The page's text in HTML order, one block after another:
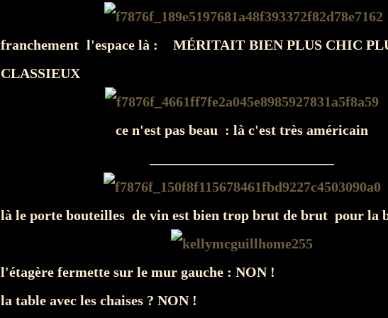
franchement l'espace là : MÉRITAIT BIEN PLUS CHIC
CLASSIEUX
ce n'est pas beau : là c'est très américain
là le porte bouteilles de vin est bien trop brut de brut pour la
l'étagère fermette sur le mur gauche : NON !
la table avec les chaises ? NON !